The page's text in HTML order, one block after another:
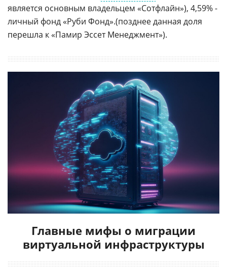
является основным владельцем «Сотфлайн»), 4,59% -
личный фонд «Руби Фонд».(позднее данная доля
перешла к «Памир Эссет Менеджмент»).
Главные мифы о миграции
виртуальной инфраструктуры